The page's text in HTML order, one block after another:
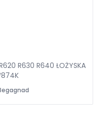
R630 R640 ŁOŻYSKA